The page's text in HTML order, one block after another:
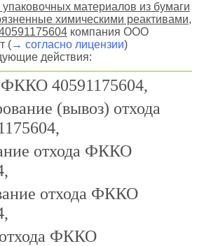
материалов из бумаги
химическими реактивами,
компания ООО
(→ согласно лицензии)
действия:
ФККО 40591175604,
(вывоз) отхода
отхода ФККО
отхода ФККО
ФККО